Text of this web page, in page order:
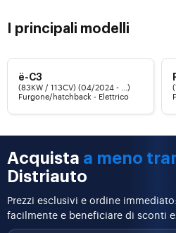
I principali modelli
ë-C3
(83KW / 113CV) (04/2024 - ...)
Furgone/hatchback - Elettrico
Acquista a meno
Distriauto
Prezzi esclusivi e ordine
facilmente e beneficiare di sconti